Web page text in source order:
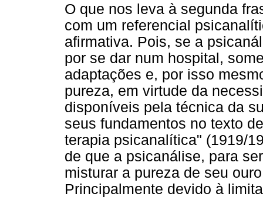
O que nos leva à segunda
com um referencial
afirmativa. Pois, se a
por se dar num hospital,
adaptações e, por isso
pureza, em virtude da
disponíveis pela técnica da
seus fundamentos no texto
terapia psicanalítica" (1919/
de que a psicanálise, para
misturar a pureza de seu
Principalmente devido à